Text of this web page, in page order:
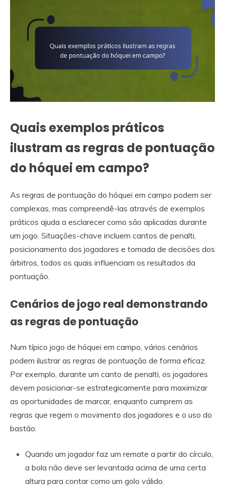
Quais exemplos práticos
ilustram as regras de pontuação
do hóquei em campo?
As regras de pontuação do hóquei em campo podem ser
complexas, mas compreendê-las através de exemplos
práticos ajuda a esclarecer como são aplicadas durante
um jogo. Situações-chave incluem cantos de penalti,
posicionamento dos jogadores e tomada de decisões dos
árbitros, todos os quais influenciam os resultados da
pontuação.
Cenários de jogo real demonstrando
as regras de pontuação
Num típico jogo de hóquei em campo, vários cenários
podem ilustrar as regras de pontuação de forma eficaz.
Por exemplo, durante um canto de penalti, os jogadores
devem posicionar-se estrategicamente para maximizar
as oportunidades de marcar, enquanto cumprem as
regras que regem o movimento dos jogadores e o uso do
bastão.
Quando um jogador faz um remate a partir do círculo,
a bola não deve ser levantada acima de uma certa
altura para contar como um golo válido.